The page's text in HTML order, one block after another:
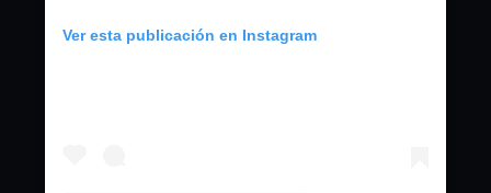
Ver esta publicación en Instagram